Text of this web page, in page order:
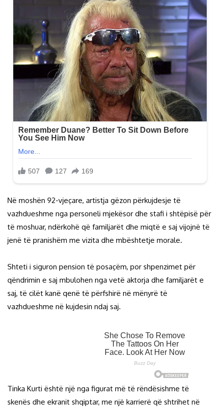
Në moshën 92-vjeçare, artistja gëzon përkujdesje të
vazhdueshme nga personeli mjekësor dhe stafi i shtëpisë për
të moshuar, ndërkohë që familjarët dhe miqtë e saj vijojnë të
jenë të pranishëm me vizita dhe mbështetje morale.
Shteti i siguron pension të posaçëm, por shpenzimet për
qëndrimin e saj mbulohen nga vetë aktorja dhe familjarët e
saj, të cilët kanë qenë të përfshirë në mënyrë të
vazhdueshme në kujdesin ndaj saj.
Tinka Kurti është një nga figurat më të rëndësishme të
skenës dhe ekranit shqiptar, me një karrierë që shtrihet në